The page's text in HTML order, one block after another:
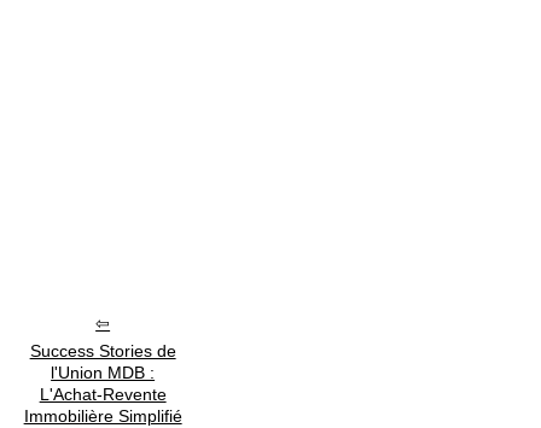
Success Stories de
l'Union MDB :
L'Achat-Revente
Immobilière Simplifié